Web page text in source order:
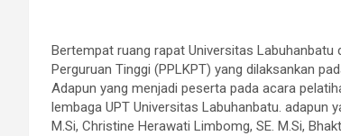
Bertempat ruang rapat Universitas Labuhanbatu
Perguruan Tinggi (PPLKPT) yang dilaksankan
Adapun yang menjadi peserta pada acara
lembaga UPT Universitas Labuhanbatu. adapun
M.Si, Christine Herawati Limbomg, SE. M.Si,